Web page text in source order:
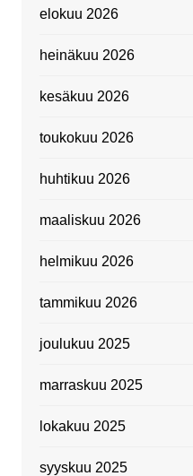
elokuu 2026
heinäkuu 2026
kesäkuu 2026
toukokuu 2026
huhtikuu 2026
maaliskuu 2026
helmikuu 2026
tammikuu 2026
joulukuu 2025
marraskuu 2025
lokakuu 2025
syyskuu 2025